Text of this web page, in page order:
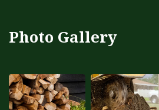
Photo Gallery